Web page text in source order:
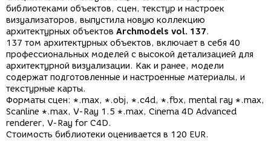
библиотеками объектов, сцен, текстур и настроек
визуализаторов, выпустила новую коллекцию
архитектурных объектов Archmodels vol. 137.
137 том архитектурных объектов, включает в себя 40
профессиональных моделей с высокой детализацией для
архитектурной визуализации. Как и ранее, модели
содержат подготовленные и настроенные материалы, и
текстурные карты.
Форматы сцен: *.max, *.obj, *.c4d, *.fbx, mental ray *.max,
Scanline *.max, V-Ray 1.5 *.max, Cinema 4D Advanced
renderer, V-Ray for C4D.
Стоимость библиотеки оценивается в 120 EUR.